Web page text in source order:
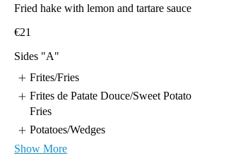
Fried hake with lemon and tartare sauce
€21
Sides "A"
Frites/Fries
Frites de Patate Douce/Sweet Potato
Fries
Potatoes/Wedges
Show More